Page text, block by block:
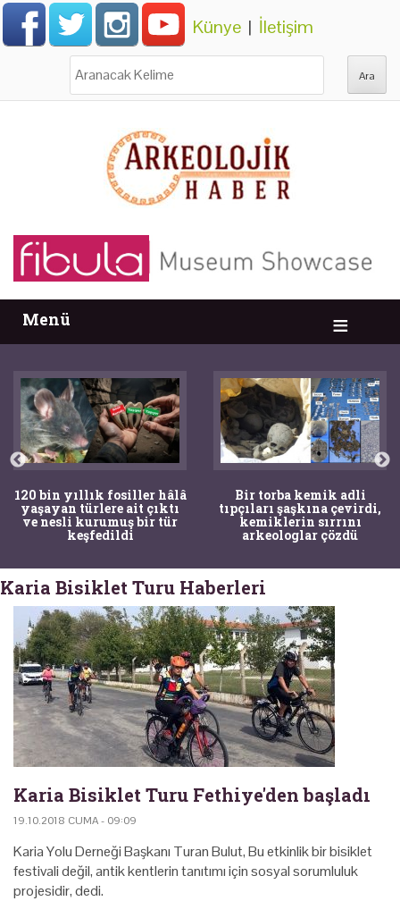
Künye | İletişim
Menü
120 bin yıllık fosiller hâlâ
yaşayan türlere ait çıktı
ve nesli kurumuş bir tür
keşfedildi
Bir torba kemik adli
tıpçıları şaşkına çevirdi,
kemiklerin sırrını
arkeologlar çözdü
Karia Bisiklet Turu Haberleri
Karia Bisiklet Turu Fethiye'den başladı
19.10.2018 CUMA - 09:09
Karia Yolu Derneği Başkanı Turan Bulut, Bu etkinlik bir bisiklet
festivali değil, antik kentlerin tanıtımı için sosyal sorumluluk
projesidir, dedi.